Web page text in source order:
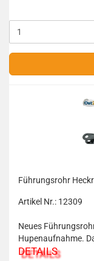
Führungsrohr
Artikel Nr.: 12309
Neues
Hupenaufnahme.
DETAILS